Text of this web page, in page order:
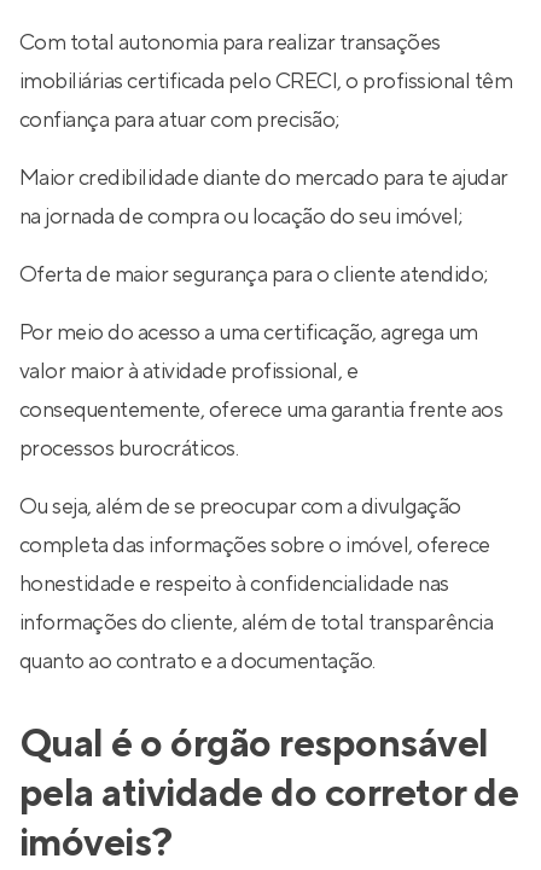
Com total autonomia para realizar transações
imobiliárias certificada pelo CRECI, o profissional têm
confiança para atuar com precisão;
Maior credibilidade diante do mercado para te ajudar
na jornada de compra ou locação do seu imóvel;
Oferta de maior segurança para o cliente atendido;
Por meio do acesso a uma certificação, agrega um
valor maior à atividade profissional, e
consequentemente, oferece uma garantia frente aos
processos burocráticos.
Ou seja, além de se preocupar com a divulgação
completa das informações sobre o imóvel, oferece
honestidade e respeito à confidencialidade nas
informações do cliente, além de total transparência
quanto ao contrato e a documentação.
Qual é o órgão responsável
pela atividade do corretor de
imóveis?